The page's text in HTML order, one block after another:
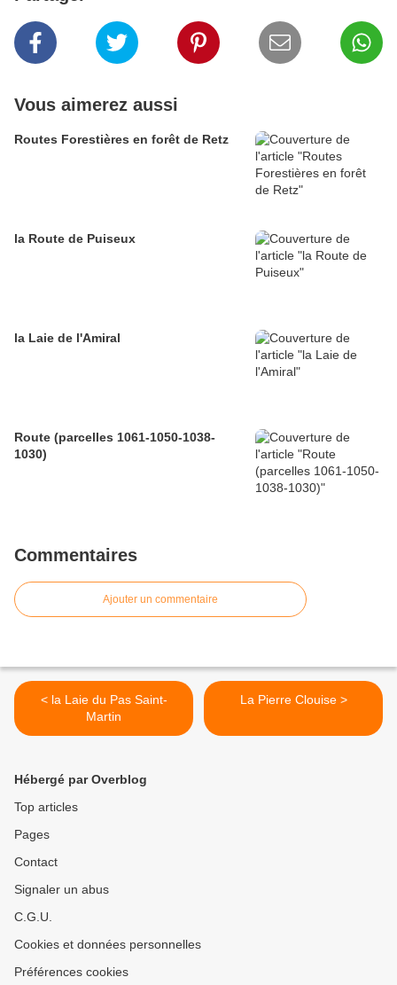
Vous aimerez aussi
Routes Forestières en forêt de Retz
la Route de Puiseux
la Laie de l'Amiral
Route (parcelles 1061-1050-1038-
1030)
Commentaires
Ajouter un commentaire
< la Laie du Pas Saint-
Martin
La Pierre Clouise >
Hébergé par Overblog
Top articles
Pages
Contact
Signaler un abus
C.G.U.
Cookies et données personnelles
Préférences cookies